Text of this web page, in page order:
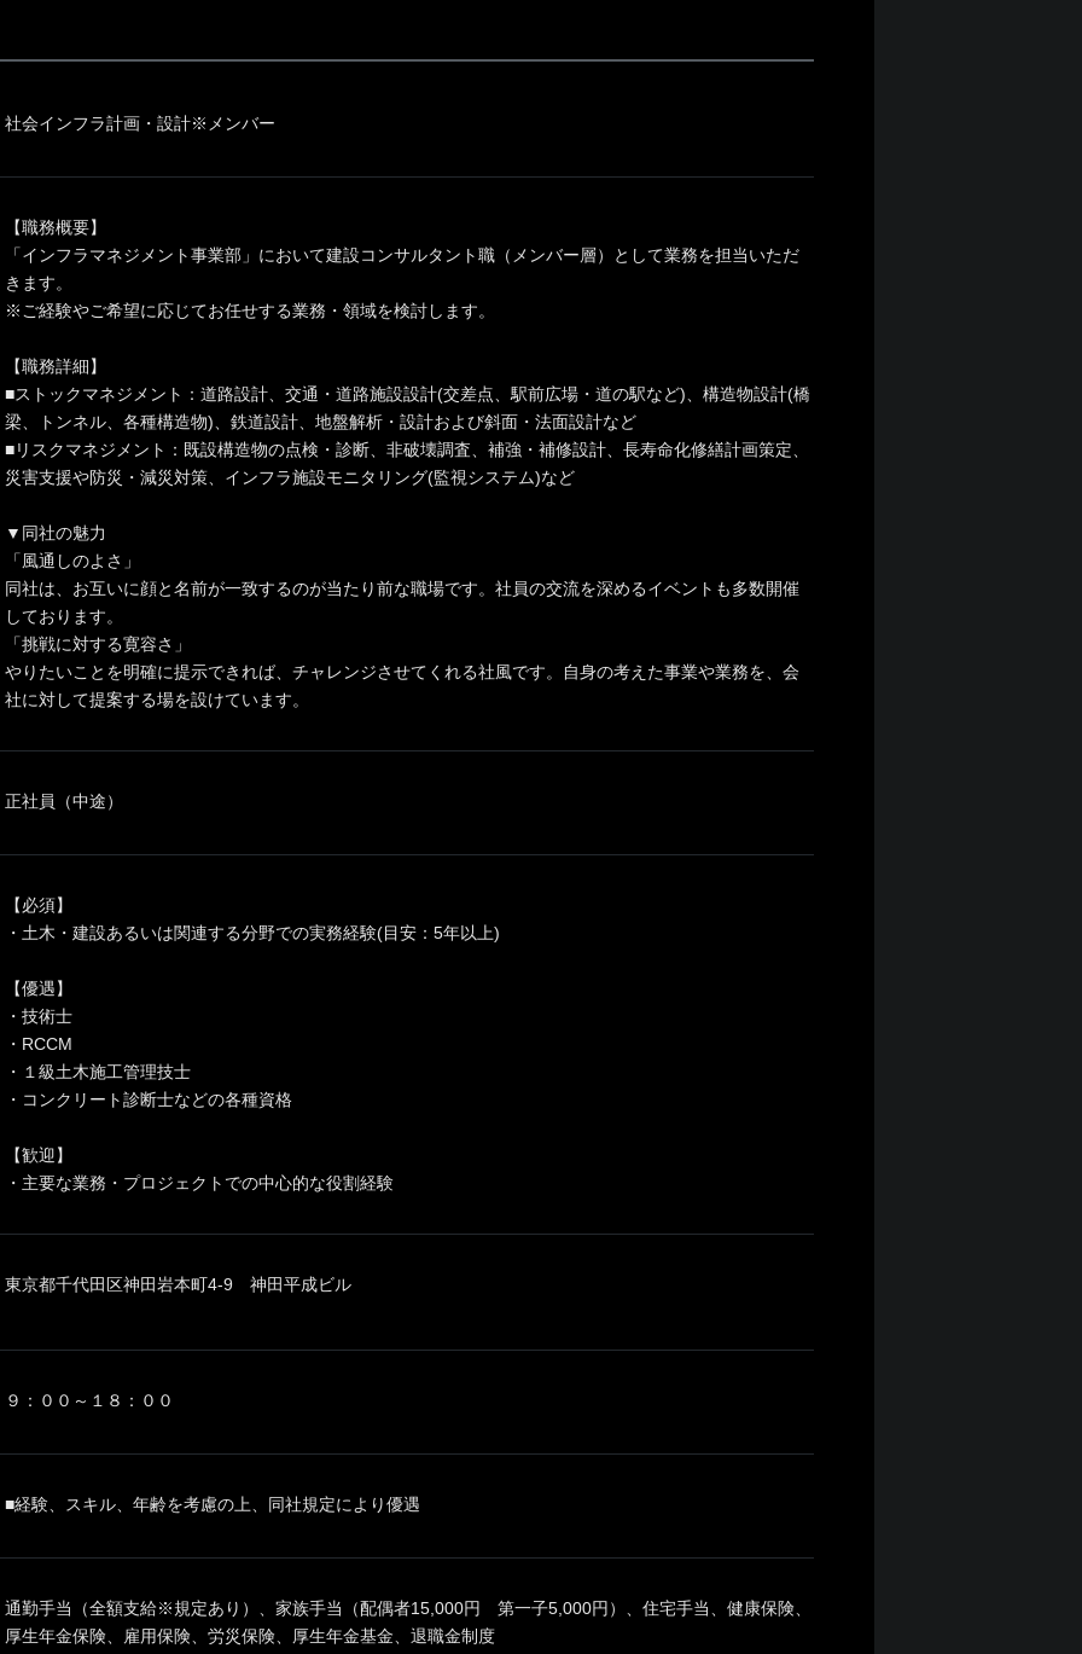
社会インフラ計画・設計※メンバー
【職務概要】
「インフラマネジメント事業部」において建設コンサルタント職（メンバー層）として業務を担当いただ
きます。
※ご経験やご希望に応じてお任せする業務・領域を検討します。
【職務詳細】
■ストックマネジメント：道路設計、交通・道路施設設計(交差点、駅前広場・道の駅など)、構造物設計(橋
梁、トンネル、各種構造物)、鉄道設計、地盤解析・設計および斜面・法面設計など
■リスクマネジメント：既設構造物の点検・診断、非破壊調査、補強・補修設計、長寿命化修繕計画策定、
災害支援や防災・減災対策、インフラ施設モニタリング(監視システム)など
▼同社の魅力
「風通しのよさ」
同社は、お互いに顔と名前が一致するのが当たり前な職場です。社員の交流を深めるイベントも多数開催
しております。
「挑戦に対する寛容さ」
やりたいことを明確に提示できれば、チャレンジさせてくれる社風です。自身の考えた事業や業務を、会
社に対して提案する場を設けています。
正社員（中途）
【必須】
・土木・建設あるいは関連する分野での実務経験(目安：5年以上)
【優遇】
・技術士
・RCCM
・１級土木施工管理技士
・コンクリート診断士などの各種資格
【歓迎】
・主要な業務・プロジェクトでの中心的な役割経験
東京都千代田区神田岩本町4-9 神田平成ビル
９：００～１８：００
■経験、スキル、年齢を考慮の上、同社規定により優遇
通勤手当（全額支給※規定あり）、家族手当（配偶者15,000円 第一子5,000円）、住宅手当、健康保険、
厚生年金保険、雇用保険、労災保険、厚生年金基金、退職金制度